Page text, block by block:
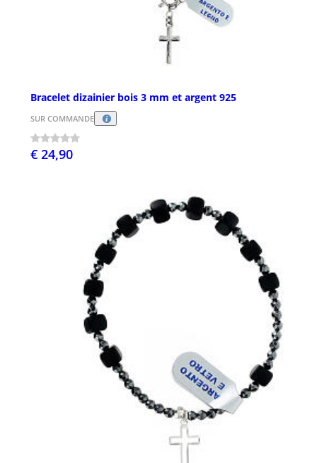
Bracelet dizainier bois 3 mm et argent 925
SUR COMMANDE
€ 24,90